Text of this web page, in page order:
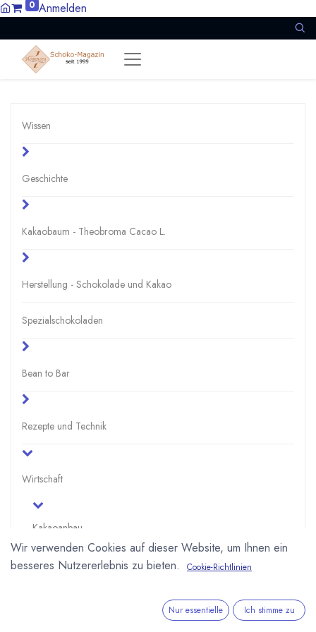
0 Anmelden
Wissen
Geschichte
Kakaobaum - Theobroma Cacao L.
Herstellung - Schokolade und Kakao
Spezialschokoladen
Bean to Bar
Rezepte und Technik
Wirtschaft
Kakaoanbau
Zahlen
Wir verwenden Cookies auf dieser Website, um Ihnen ein
besseres Nutzererlebnis zu bieten.
Cookie-Richtlinien
Nur essentielle Ich stimme zu